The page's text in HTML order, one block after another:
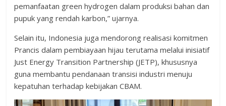
pemanfaatan green hydrogen dalam produksi bahan dan
pupuk yang rendah karbon,” ujarnya.
Selain itu, Indonesia juga mendorong realisasi komitmen
Prancis dalam pembiayaan hijau terutama melalui inisiatif
Just Energy Transition Partnership (JETP), khususnya
guna membantu pendanaan transisi industri menuju
kepatuhan terhadap kebijakan CBAM.